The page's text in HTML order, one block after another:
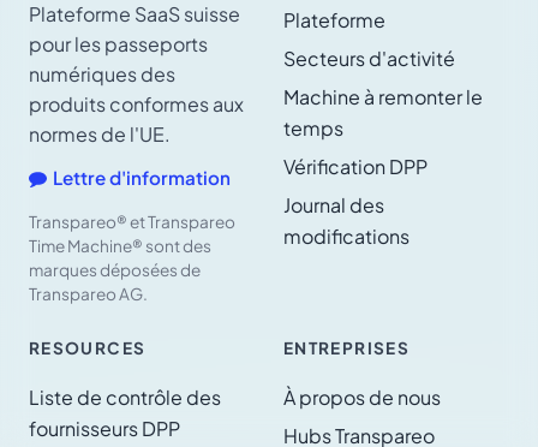
Plateforme SaaS suisse
pour les passeports
numériques des
produits conformes aux
normes de l'UE.
Lettre d'information
Transpareo® et Transpareo
Time Machine® sont des
marques déposées de
Transpareo AG.
Plateforme
Secteurs d'activité
Machine à remonter le
temps
Vérification DPP
Journal des
modifications
RESOURCES
Liste de contrôle des
fournisseurs DPP
ENTREPRISES
À propos de nous
Hubs Transpareo